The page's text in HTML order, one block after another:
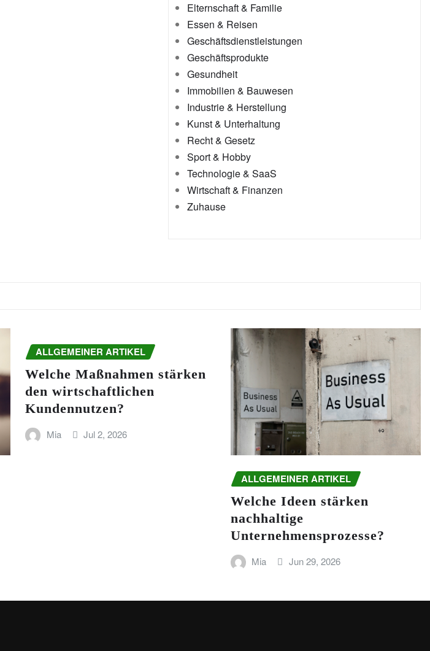
Elternschaft & Familie
Essen & Reisen
Geschäftsdienstleistungen
Geschäftsprodukte
Gesundheit
Immobilien & Bauwesen
Industrie & Herstellung
Kunst & Unterhaltung
Recht & Gesetz
Sport & Hobby
Technologie & SaaS
Wirtschaft & Finanzen
Zuhause
ALLGEMEINER ARTIKEL
Welche Maßnahmen stärken
den wirtschaftlichen
Kundennutzen?
Mia Jul 2, 2026
ALLGEMEINER ARTIKEL
Welche Ideen stärken
nachhaltige
Unternehmensprozesse?
Mia Jun 29, 2026